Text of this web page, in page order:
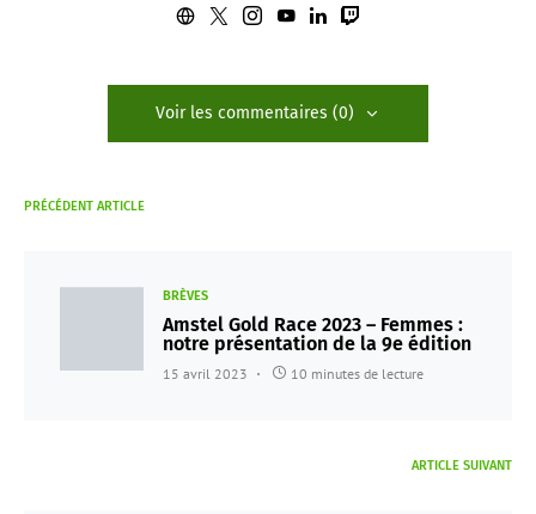
Voir les commentaires (0)
PRÉCÉDENT ARTICLE
BRÈVES
Amstel Gold Race 2023 – Femmes :
notre présentation de la 9e édition
15 avril 2023 10 minutes de lecture
ARTICLE SUIVANT